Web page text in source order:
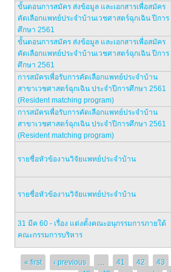
ขั้นตอนการสมัคร ส่งข้อมูล และเอกสารเพื่อสมัคร
คัดเลือกแพทย์ประจำบ้านเวชศาสตร์ฉุกเฉิน ปีการ
ศึกษา 2561
ขั้นตอนการสมัคร ส่งข้อมูล และเอกสารเพื่อสมัคร
คัดเลือกแพทย์ประจำบ้านเวชศาสตร์ฉุกเฉิน ปีการ
ศึกษา 2561
การสมัครเพื่อรับการคัดเลือกแพทย์ประจำบ้าน
สาขาเวชศาสตร์ฉุกเฉิน ประจำปีการศึกษา 2561
(Resident matching program)
การสมัครเพื่อรับการคัดเลือกแพทย์ประจำบ้าน
สาขาเวชศาสตร์ฉุกเฉิน ประจำปีการศึกษา 2561
(Resident matching program)
รายชื่อหัวข้องานวิจัยแพทย์ประจำบ้าน
รายชื่อหัวข้องานวิจัยแพทย์ประจำบ้าน
31 มีค 60 - เรื่อง แต่งตั้งคณะอนุกรรมการภายใต้
คณะกรรมการบริหาร
Pages
« first ‹ previous … 41 42 43